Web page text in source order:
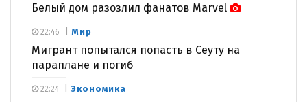
Белый дом разозлил фанатов Marvel
Мир
Мигрант попытался попасть в Сеуту на
параплане и погиб
22:46
Экономика
22:24